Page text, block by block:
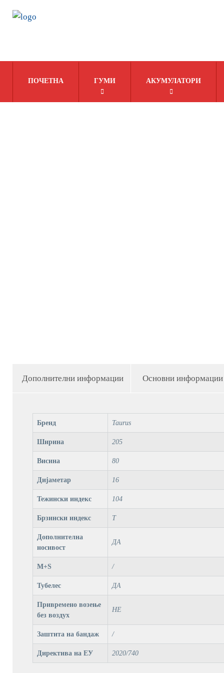
ПОЧЕТНА ГУМИ АКУМУЛАТОРИ
Дополнителни информации Основни информации
Бренд Taurus
Ширина 205
Висина 80
Дијаметар 16
Тежински индекс 104
Брзински индекс T
Дополнителна
носивост
ДА
M+S /
Тубелес ДА
Привремено возење
без воздух
НЕ
Заштита на бандаж /
Директива на ЕУ 2020/740